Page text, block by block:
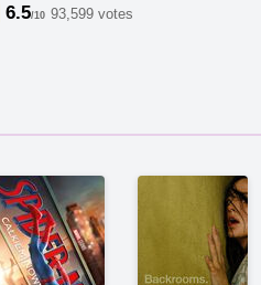
6.5/10 93,599 votes